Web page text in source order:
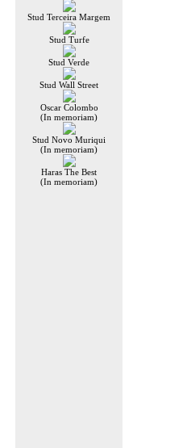
Stud Terceira Margem
Stud Turfe
Stud Verde
Stud Wall Street
Oscar Colombo
(In memoriam)
Stud Novo Muriqui
(In memoriam)
Haras The Best
(In memoriam)